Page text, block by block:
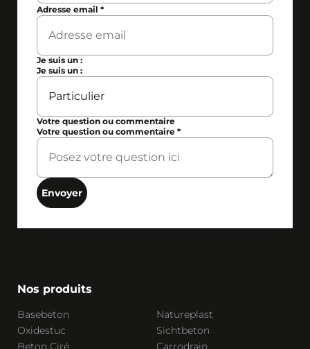
Adresse email*
Je suis un :
Je suis un :
Votre question ou commentaire
Votre question ou commentaire*
Envoyer
Nos produits
Basebeton
Natureplast
Oxidestuc
Sichtbeton
Beton Ciré
Carrodrain